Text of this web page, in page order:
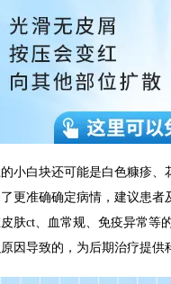
白块还可能是白色糠疹、
更准确确定病情，建议患
肤ct、血常规、免疫异常等
因导致的，为后期治疗提供